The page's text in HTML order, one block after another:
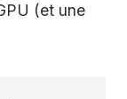
(et une